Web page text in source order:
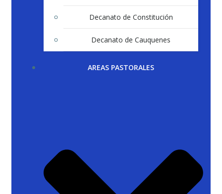
Decanato de Constitución
Decanato de Cauquenes
AREAS PASTORALES